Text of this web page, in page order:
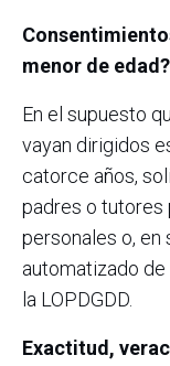
menor de edad?
En el supuesto
vayan dirigidos
catorce años,
padres o tutores
personales o, en
automatizado
la LOPDGDD.
Exactitud,